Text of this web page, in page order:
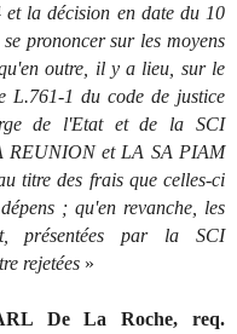
la décision en date du 10
prononcer sur les moyens
outre, il y a lieu, sur le
L.761-1 du code de justice
de l'Etat et de la SCI
REUNION et LA SA PIAM
titre des frais que celles-ci
; qu'en revanche, les
présentées par la SCI
rejetées »
De La Roche, req.